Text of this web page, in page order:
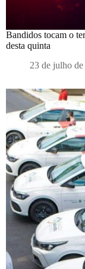
Bandidos tocam o
desta quinta
23 de julho